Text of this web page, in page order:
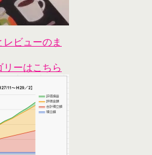
ビューのま
リーはこちら